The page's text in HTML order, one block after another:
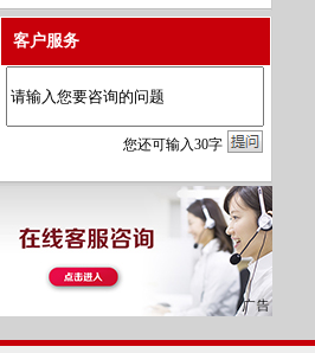
客户服务
您还可输入30字